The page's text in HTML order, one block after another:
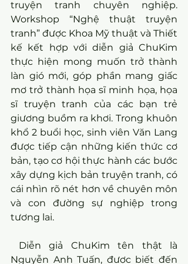
truyện tranh chuyên nghiệp.
Workshop “Nghệ thuật truyện
tranh” được Khoa Mỹ thuật và Thiết
kế kết hợp với diễn giả ChuKim
thực hiện mong muốn trở thành
làn gió mới, góp phần mang giấc
mơ trở thành họa sĩ minh họa, họa
sĩ truyện tranh của các bạn trẻ
giương buồm ra khơi. Trong khuôn
khổ 2 buổi học, sinh viên Văn Lang
được tiếp cận những kiến thức cơ
bản, tạo cơ hội thực hành các bước
xây dựng kịch bản truyện tranh, có
cái nhìn rõ nét hơn về chuyên môn
và con đường sự nghiệp trong
tương lai.
Nguyễn Anh Tuấn, được biết đến